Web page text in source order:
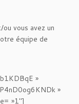
vous avez un
équipe de
»
»
»1″]